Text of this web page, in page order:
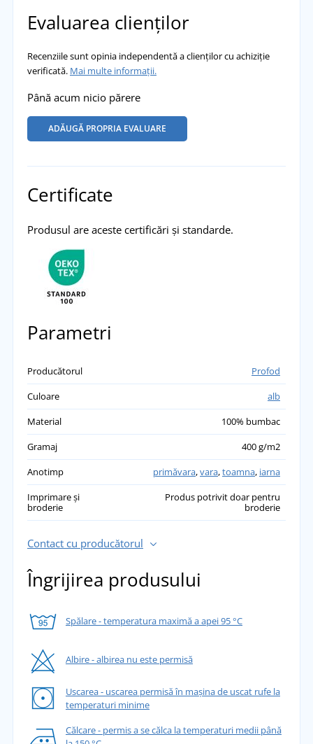
Evaluarea clienților
Recenziile sunt opinia independentă a clienților cu achiziție
verificată. Mai multe informații.
Până acum nicio părere
ADĂUGĂ PROPRIA EVALUARE
Certificate
Produsul are aceste certificări și standarde.
Parametri
Producătorul
Profod
Culoare
alb
Material
100% bumbac
Gramaj
400 g/m2
Anotimp
primăvara,vara,toamna, iarna
Imprimare și
broderie
Produs potrivit doar pentru
broderie
Contact cu producătorul
Îngrijirea produsului
Spălare - temperatura maximă a apei 95 °C
Albire - albirea nu este permisă
Uscarea - uscarea permisă în mașina de uscat rufe la
temperaturi minime
Călcare - permis a se călca la temperaturi medii până